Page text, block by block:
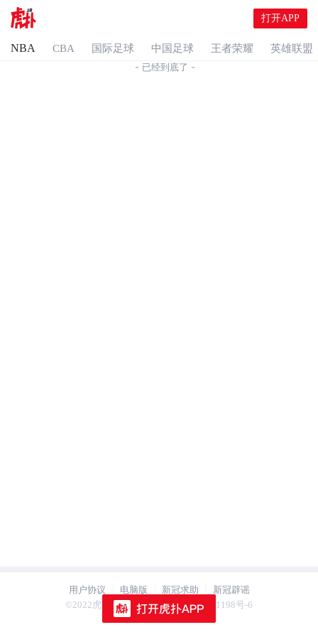
打开APP
NBA CBA 国际足球 中国足球 王者荣耀
英雄联盟
- 已经到底了 -
用户协议 电脑版 新冠求助
新冠辟谣
©2022虎扑 hupu.com 沪ICP备2021021198号-6
用户协议 电脑版 新冠求助
新冠辟谣
©2022虎扑 hupu.com 沪ICP备2021021198号-6